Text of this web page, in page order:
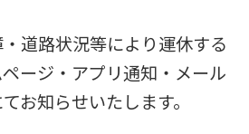
道路状況等により運休する
ージ・アプリ通知・メール
お知らせいたします。
content.
We
ask